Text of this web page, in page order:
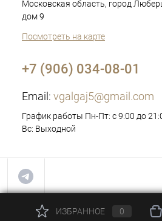
Московская область, город
дом 9
Посмотреть на карте
+7 (906) 034-08-01
Email: vgalgaj5@gmail.com
График работы Пн-Пт: с 9:00 до
Вс: Выходной
ИЗБРАННОЕ 0